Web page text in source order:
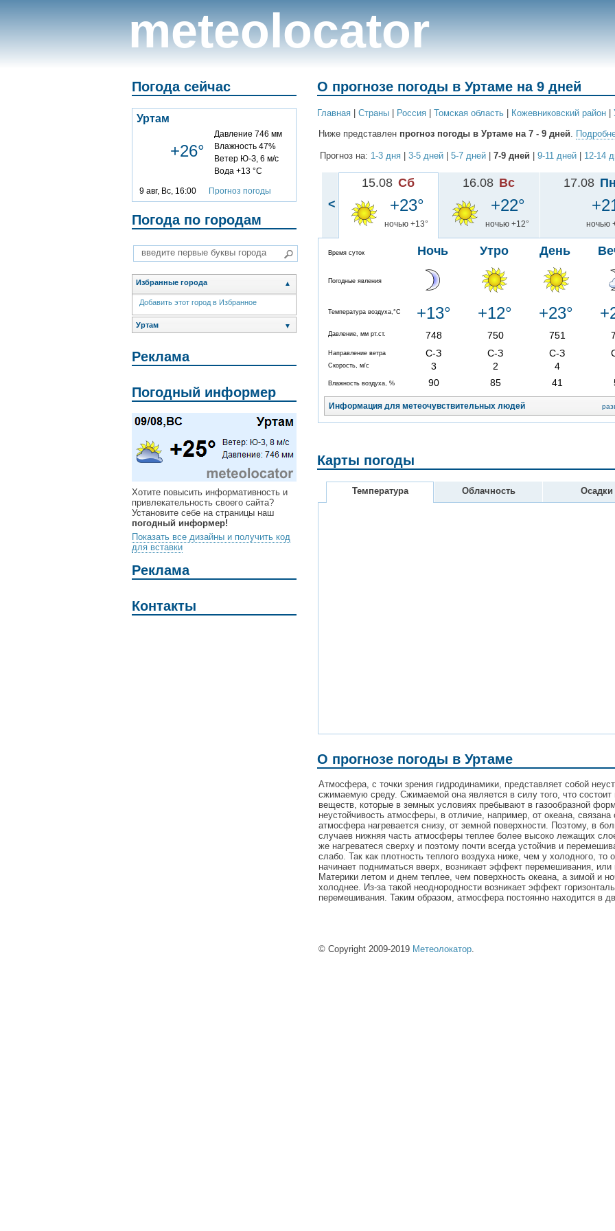
meteolocator
Погода сейчас
Уртам
+26°
Давление 746 мм
Влажность 47%
Ветер Ю-З, 6 м/с
Вода +13 °C
9 авг, Вс, 16:00 Прогноз погоды
Погода по городам
Избранные города ▲
Добавить этот город в Избранное
Уртам ▼
Реклама
Погодный информер
Хотите повысить информативность и
привлекательность своего сайта?
Установите себе на страницы наш
погодный информер!
Показать все дизайны и получить код
для вставки
Реклама
Контакты
О прогнозе погоды в Уртаме на 9 дней
Главная | Cтраны | Россия | Томская область | Кожевниковский район |
Ниже представлен прогноз погоды в Уртаме на 7 - 9 дней
Прогноз на: 1-3 дня | 3-5 дней | 5-7 дней | 7-9 дней | 9-11 дней | 12-14
<
15.08 Сб
+23°
ночью +13°
Время суток Ночь Утро День
Погодные явления
Температура воздуха,°C +13° +12° +23°
Давление, мм рт.ст. 748 750 751
Направление ветра С-З С-З С-З
Скорость, м/с 3 2 4
Влажность воздуха, % 90 85 41
Информация для метеочувствительных людей
16.08 Вс
+22°
ночью +12°
17.08 Пн
ночью
Карты погоды
Температура Облачность Осадки
О прогнозе погоды в Уртаме
Атмосфера, с точки зрения гидродинамики, представляет собой
сжимаемую среду. Сжимаемой она является в силу того, что состоит
веществ, которые в земных условиях пребывают в газообразной
неустойчивость атмосферы, в отличие, например, от океана, связана
атмосфера нагревается снизу, от земной поверхности. Поэтому, в
случаев нижняя часть атмосферы теплее более высоко лежащих
же нагреватеся сверху и поэтому почти всегда устойчив и
слабо. Так как плотность теплого воздуха ниже, чем у холодного, то
начинает подниматься вверх, возникает эффект перемешивания, или
Материки летом и днем теплее, чем поверхность океана, а зимой и
холоднее. Из-за такой неоднородности возникает эффект
перемешивания. Таким образом, атмосфера постоянно находится в
© Copyright 2009-2019 Метеолокатор